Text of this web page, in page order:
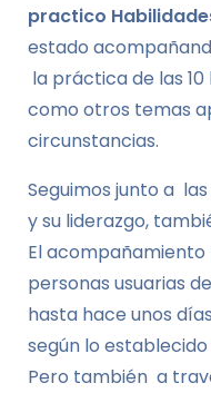
practico
estado
la práctica de las
como otros temas
circunstancias.
Seguimos junto a
y su liderazgo,
El acompañamiento
personas usuarias
hasta hace unos
según lo
Pero también a